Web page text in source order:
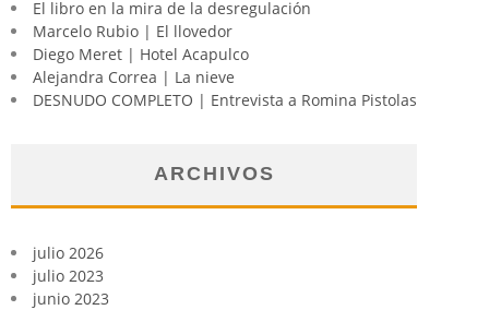
El libro en la mira de la desregulación
Marcelo Rubio | El llovedor
Diego Meret | Hotel Acapulco
Alejandra Correa | La nieve
DESNUDO COMPLETO | Entrevista a Romina Pistolas
ARCHIVOS
julio 2026
julio 2023
junio 2023